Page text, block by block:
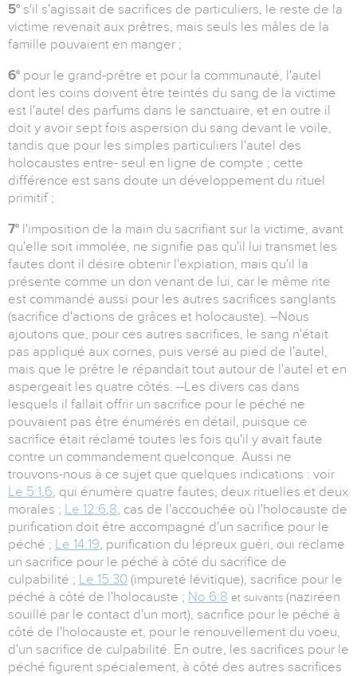
5° s'il s'agissait de sacrifices de particuliers, le reste de la
victime revenait aux prêtres, mais seuls les mâles de la
famille pouvaient en manger ;
6° pour le grand-prêtre et pour la communauté, l'autel
dont les coins doivent être teintés du sang de la victime
est l'autel des parfums dans le sanctuaire, et en outre il
doit y avoir sept fois aspersion du sang devant le voile,
tandis que pour les simples particuliers l'autel des
holocaustes entre- seul en ligne de compte ; cette
différence est sans doute un développement du rituel
primitif ;
7° l'imposition de la main du sacrifiant sur la victime, avant
qu'elle soit immolée, ne signifie pas qu'il lui transmet les
fautes dont il désire obtenir l'expiation, mais qu'il la
présente comme un don venant de lui, car le même rite
est commandé aussi pour les autres sacrifices sanglants
(sacrifice d'actions de grâces et holocauste). --Nous
ajoutons que, pour ces autres sacrifices, le sang n'était
pas appliqué aux cornes, puis versé au pied de l'autel,
mais que le prêtre le répandait tout autour de l'autel et en
aspergeait les quatre côtés. --Les divers cas dans
lesquels il fallait offrir un sacrifice pour le péché ne
pouvaient pas être énumérés en détail, puisque ce
sacrifice était réclamé toutes les fois qu'il y avait faute
contre un commandement quelconque. Aussi ne
trouvons-nous à ce sujet que quelques indications : voir
Le 5:1,6, qui énumère quatre fautes, deux rituelles et deux
morales ; Le 12:6,8, cas de l'accouchée où l'holocauste de
purification doit être accompagné d'un sacrifice pour le
péché ; Le 14:19, purification du lépreux guéri, oui réclame
un sacrifice pour le péché à côté du sacrifice de
culpabilité ; Le 15:30 (impureté lévitique), sacrifice pour le
péché à côté de l'holocauste ; No 6:8 et suivants (naziréen
souillé par le contact d'un mort), sacrifice pour le péché à
côté de l'holocauste et, pour le renouvellement du voeu,
d'un sacrifice de culpabilité. En outre, les sacrifices pour le
péché figurent spécialement, à côté des autres sacrifices